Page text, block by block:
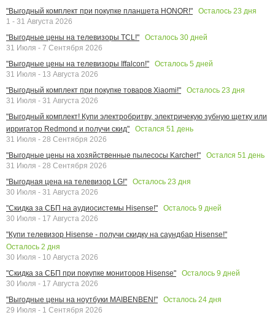
"Выгодный комплект при покупке планшета HONOR!"
Осталось 23 дня
1 - 31 Августа 2026
"Выгодные цены на телевизоры TCL!"
Осталось 30 дней
31 Июля - 7 Сентября 2026
"Выгодные цены на телевизоры Iffalcon!"
Осталось 5 дней
31 Июля - 13 Августа 2026
"Выгодный комплект при покупке товаров Xiaomi!"
Осталось 23 дня
31 Июля - 31 Августа 2026
"Выгодный комплект! Купи электробритву, электричекую зубную щетку или
ирригатор Redmond и получи скид"
Остался 51 день
31 Июля - 28 Сентября 2026
"Выгодные цены на хозяйственные пылесосы Karcher!"
Остался 51 день
31 Июля - 28 Сентября 2026
"Выгодная цена на телевизор LG!"
Осталось 23 дня
30 Июля - 31 Августа 2026
"Скидка за СБП на аудиосистемы Hisense!"
Осталось 9 дней
30 Июля - 17 Августа 2026
"Купи телевизор Hisense - получи скидку на саундбар Hisense!"
Осталось 2 дня
30 Июля - 10 Августа 2026
"Скидка за СБП при покупке мониторов Hisense"
Осталось 9 дней
30 Июля - 17 Августа 2026
"Выгодные цены на ноутбуки MAIBENBEN!"
Осталось 24 дня
29 Июля - 1 Сентября 2026